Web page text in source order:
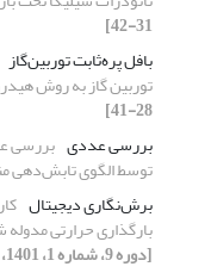
31-42]
بافل پره‌ثابت توربین‌گاز
توربین گاز به روش
28-41]
بررسی عددی بررسی
توسط الگوی تابش‌دهی
برش‌نگاری دیجیتال
بارگذاری حرارتی
[دوره 9، شماره 1، 1401، صفحه 1-9]